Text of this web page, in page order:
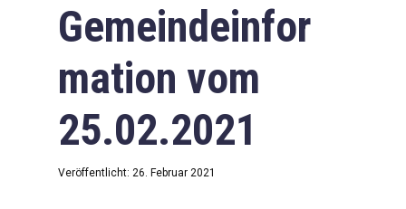
Downloads
Impressum
Datenschutzerklärung
Gemeindeinfor
mation vom
25.02.2021
Veröffentlicht: 26. Februar 2021